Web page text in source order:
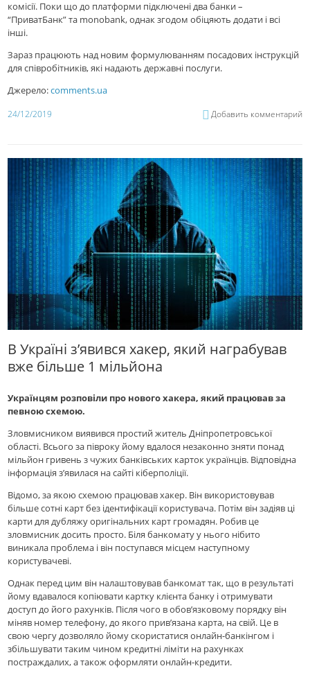
комісії. Поки що до платформи підключені два банки –
“ПриватБанк” та monobank, однак згодом обіцяють додати і всі
інші.
Зараз працюють над новим формулюванням посадових інструкцій
для співробітників, які надають державні послуги.
Джерело:comments.ua
24/12/2019 Добавить комментарий
В Україні з’явився хакер, який награбував
вже більше 1 мільйона
Українцям розповіли про нового хакера, який працював за
певною схемою.
Зловмисником виявився простий житель Дніпропетровської
області. Всього за півроку йому вдалося незаконно зняти понад
мільйон гривень з чужих банківських карток українців. Відповідна
інформація з’явилася на сайті кіберполіції.
Відомо, за якою схемою працював хакер. Він використовував
більше сотні карт без ідентифікації користувача. Потім він задіяв ці
карти для дубляжу оригінальних карт громадян. Робив це
зловмисник досить просто. Біля банкомату у нього нібито
виникала проблема і він поступався місцем наступному
користувачеві.
Однак перед цим він налаштовував банкомат так, що в результаті
йому вдавалося копіювати картку клієнта банку і отримувати
доступ до його рахунків. Після чого в обов’язковому порядку він
міняв номер телефону, до якого прив’язана карта, на свій. Це в
свою чергу дозволяло йому скористатися онлайн-банкінгом і
збільшувати таким чином кредитні ліміти на рахунках
постраждалих, а також оформляти онлайн-кредити.